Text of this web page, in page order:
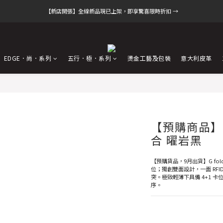
【新店開張】全線新品現已上架，即享驚喜限時折扣 →
EDGE．尚．系列 五行．極．系列 燙金工藝及包裝 意大利皮革
【預購商品
合 曜岩黑
【預購貨品，9月出貨】G
位；獨創雙面設計，一面
突。極致輕薄下具備 4+1 卡
序。